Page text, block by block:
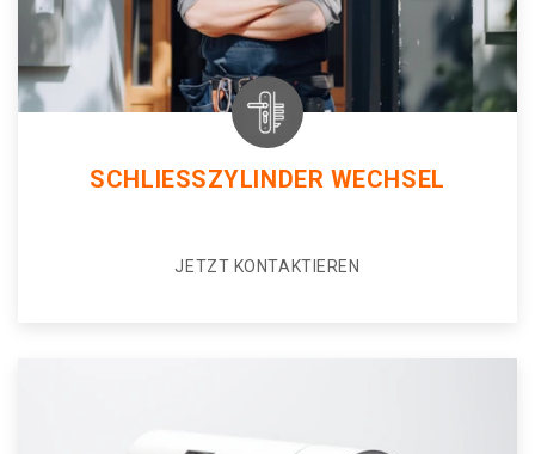
SCHLIESSZYLINDER WECHSEL
JETZT KONTAKTIEREN